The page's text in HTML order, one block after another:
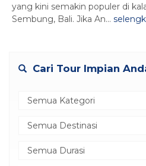
yang kini semakin populer di
Sembung, Bali. Jika An...
Cari Tour Impian